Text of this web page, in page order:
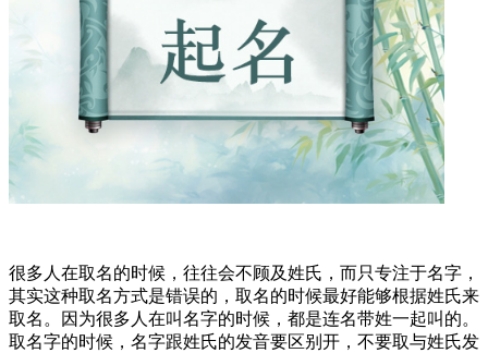
很多人在取名的时候，往往会不顾及姓氏，而只专注于名字，
其实这种取名方式是错误的，取名的时候最好能够根据姓氏来
取名。因为很多人在叫名字的时候，都是连名带姓一起叫的。
取名字的时候，名字跟姓氏的发音要区别开，不要取与姓氏发